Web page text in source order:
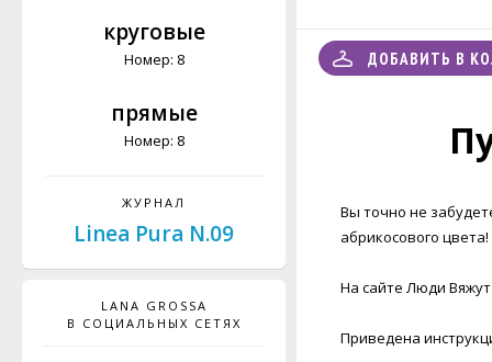
круговые
Номер: 8
прямые
Номер: 8
ЖУРНАЛ
Linea Pura N.09
LANA GROSSA
В СОЦИАЛЬНЫХ СЕТЯХ
ДОБАВИТЬ В
Вы точно не
абрикосового цвета!
На сайте Люди Вяжут
Приведена